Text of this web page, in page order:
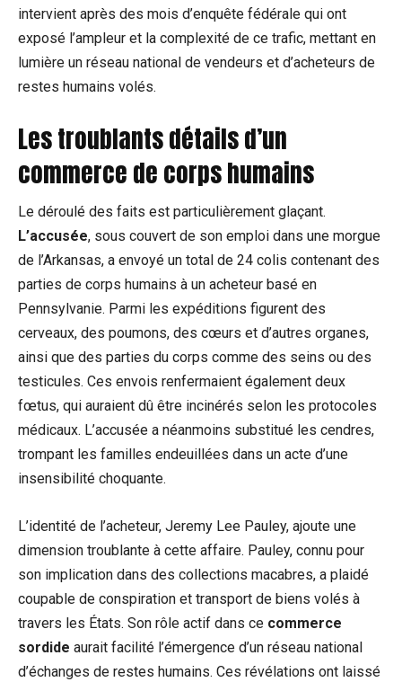
intervient après des mois d’enquête fédérale qui ont
exposé l’ampleur et la complexité de ce trafic, mettant en
lumière un réseau national de vendeurs et d’acheteurs de
restes humains volés.
Les troublants détails d’un
commerce de corps humains
Le déroulé des faits est particulièrement glaçant.
L’accusée, sous couvert de son emploi dans une morgue
de l’Arkansas, a envoyé un total de 24 colis contenant des
parties de corps humains à un acheteur basé en
Pennsylvanie. Parmi les expéditions figurent des
cerveaux, des poumons, des cœurs et d’autres organes,
ainsi que des parties du corps comme des seins ou des
testicules. Ces envois renfermaient également deux
fœtus, qui auraient dû être incinérés selon les protocoles
médicaux. L’accusée a néanmoins substitué les cendres,
trompant les familles endeuillées dans un acte d’une
insensibilité choquante.
L’identité de l’acheteur, Jeremy Lee Pauley, ajoute une
dimension troublante à cette affaire. Pauley, connu pour
son implication dans des collections macabres, a plaidé
coupable de conspiration et transport de biens volés à
travers les États. Son rôle actif dans ce commerce
sordide aurait facilité l’émergence d’un réseau national
d’échanges de restes humains. Ces révélations ont laissé